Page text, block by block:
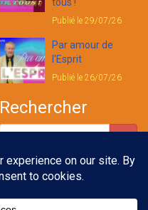
Publié le 29/07/26
Par amour de
l'Esprit
Publié le 26/07/26
Rechercher